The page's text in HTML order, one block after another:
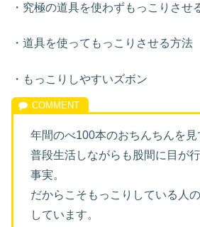
・究極の道具を使わずもっこりさせ
・道具を使ってもっこりさせる方法
・もっこりしやすいズボン
年間のべ100本のおちんちんを見
普段生活しながらも股間に目が
事実。
だからこそもっこりしている人
しています。